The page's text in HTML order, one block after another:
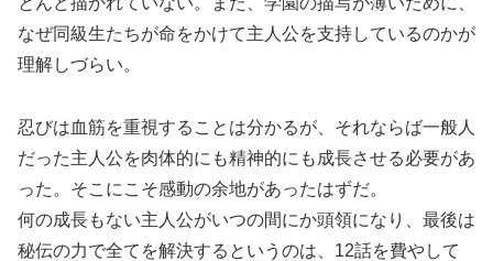
なぜ同級生たちが命をかけて主人公を支持しているのかが
理解しづらい。
忍びは血筋を重視することは分かるが、それならば一般人
だった主人公を肉体的にも精神的にも成長させる必要があ
った。そこにこそ感動の余地があったはずだ。
何の成長もない主人公がいつの間にか頭領になり、最後は
秘伝の力で全てを解決するというのは、12話を費やして